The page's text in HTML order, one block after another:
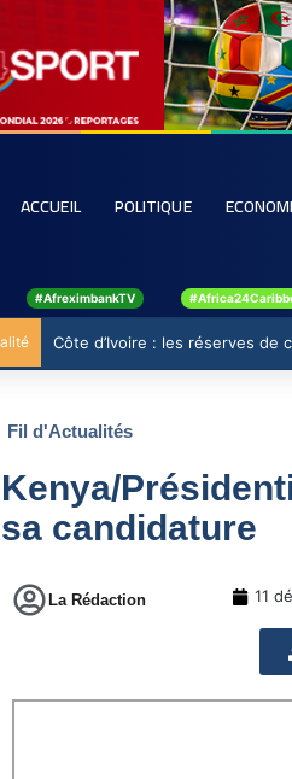
ACCUEIL POLITIQUE
#AfreximbankTV
Côte d’Ivoire : les réserves de
Fil d'Actualités
Kenya/
sa candidature
La Rédaction 11